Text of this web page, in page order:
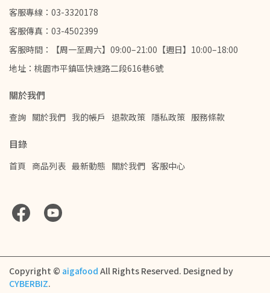
客服專線：03-3320178
客服傳真：03-4502399
客服時間：【周一至周六】09:00–21:00【週日】10:00–18:00
地址：桃園市平鎮區快速路二段616巷6號
關於我們
查詢 關於我們 我的帳戶 退款政策 隱私政策 服務條款
目錄
首頁 商品列表 最新動態 關於我們 客服中心
Copyright © aigafood All Rights Reserved. Designed by
CYBERBIZ.